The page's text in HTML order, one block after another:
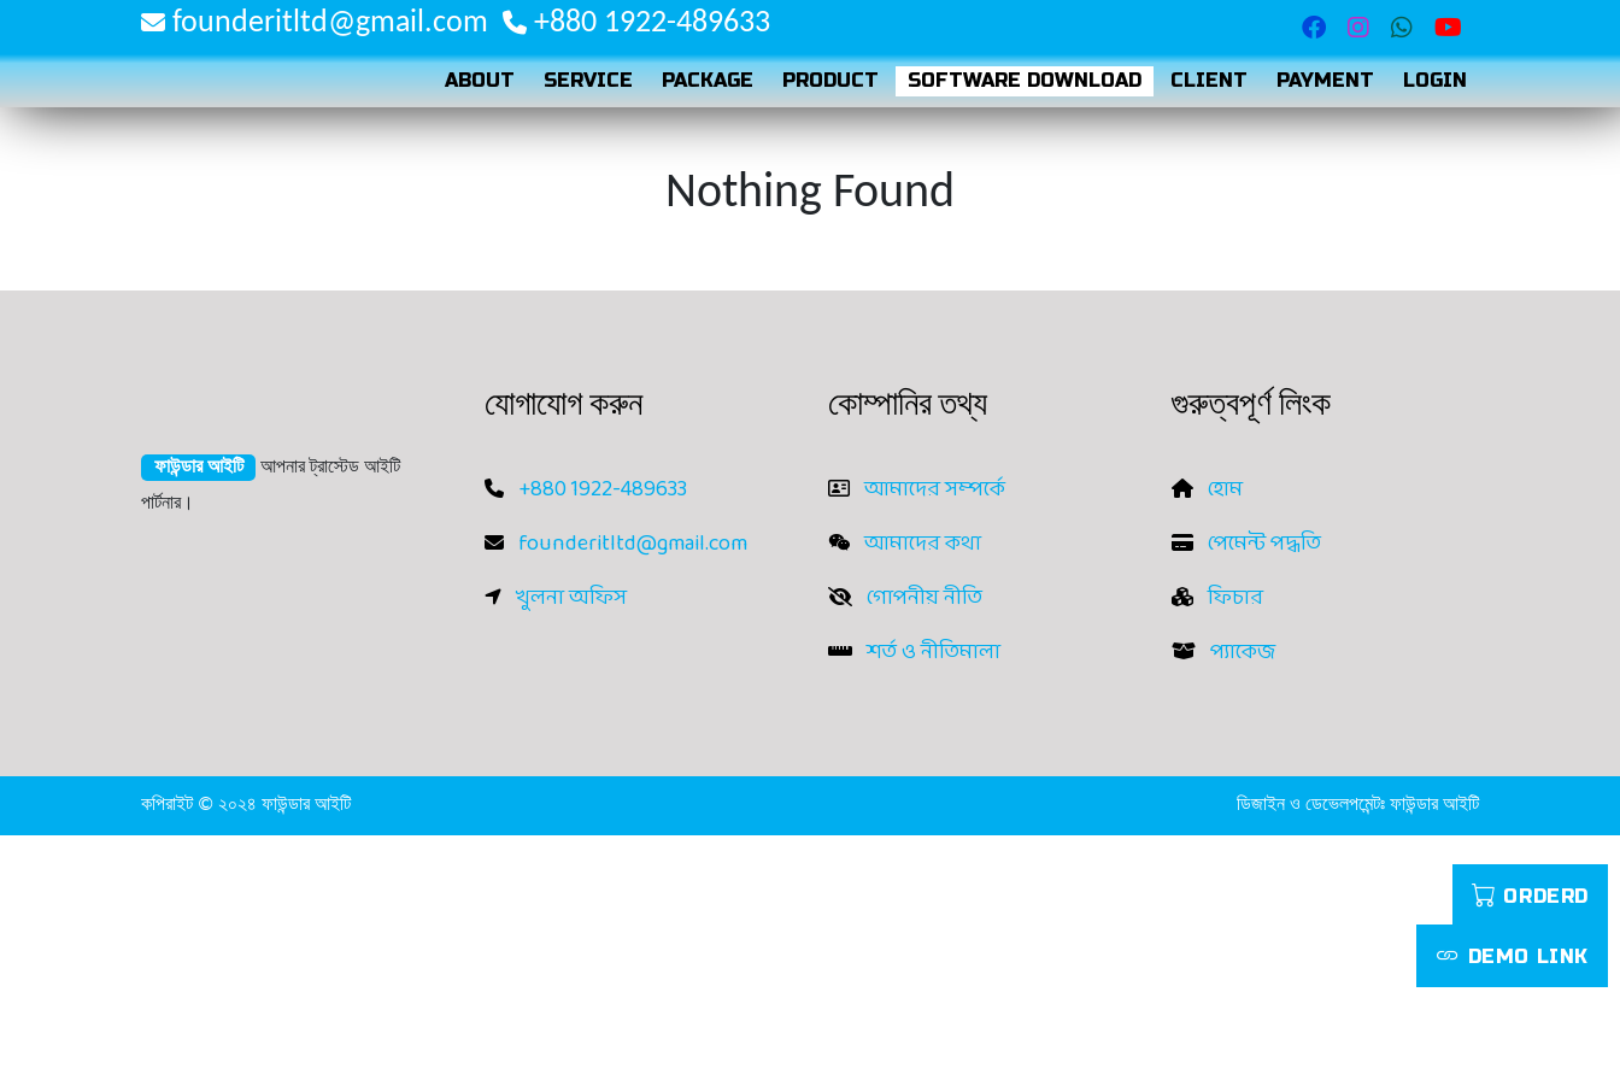
founderitltd@gmail.com +880 1922-489633
ABOUT SERVICE PACKAGE PRODUCT SOFTWARE DOWNLOAD CLIENT PAYMENT LOGIN
ORDERD
DEMO LINK
Nothing Found
ফাউন্ডার আইটি
আপনার ট্রাস্টেড আইটি
পার্টনার।
যোগাযোগ করুন
+880 1922-489633
founderitltd@gmail.com
খুলনা অফিস
কোম্পানির তথ্য
আমাদের সম্পর্কে
আমাদের কথা
গোপনীয় নীতি
শর্ত ও নীতিমালা
গুরুত্বপূর্ণ লিংক
হোম
পেমেন্ট পদ্ধতি
ফিচার
প্যাকেজ
কপিরাইট © ২০২৪ ফাউন্ডার আইটি ডিজাইন ও ডেভেলপমেন্টঃ ফাউন্ডার আইটি